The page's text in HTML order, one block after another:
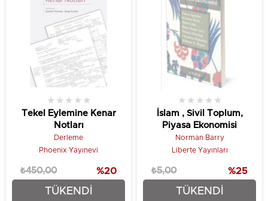
TÜKENDI
Tekel Eylemine Kenar
Notları
★ ★ ★ ★ ★
Derleme
Phoenix Yayınevi
₺360,00
₺450,00 %20
TÜKENDI
İslam , Sivil Toplum,
Piyasa Ekonomisi
★ ★ ★ ★ ★
Norman Barry
Liberte Yayınları
₺3,75
₺5,00 %25